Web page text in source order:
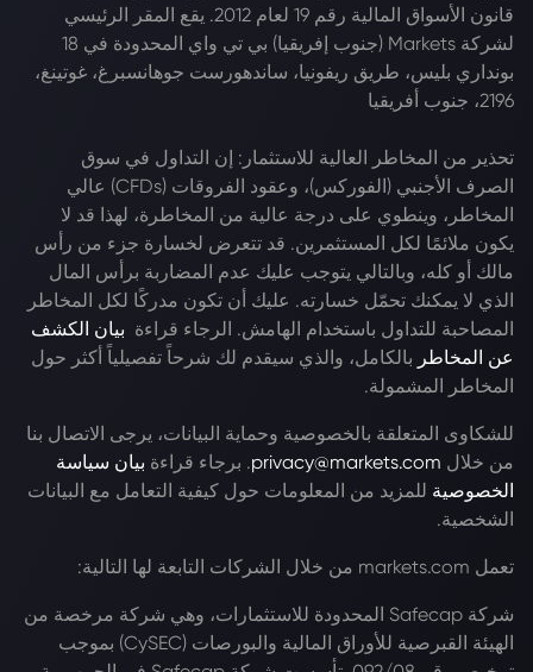
قانون الأسواق المالية رقم 19 لعام 2012. يقع المقر الرئيسي
لشركة Markets (جنوب إفريقيا) بي تي واي المحدودة في 18
بونداري بليس، طريق ريفونيا، ساندهورست جوهانسبرغ، غوتينغ،
2196، جنوب أفريقيا
تحذير من المخاطر العالية للاستثمار: إن التداول في سوق
الصرف الأجنبي (الفوركس)، وعقود الفروقات (CFDs) عالي
المخاطر، وينطوي على درجة عالية من المخاطرة، لهذا قد لا
يكون ملائمًا لكل المستثمرين. قد تتعرض لخسارة جزء من رأس
مالك أو كله، وبالتالي يتوجب عليك عدم المضاربة برأس المال
الذي لا يمكنك تحمّل خسارته. عليك أن تكون مدركًا لكل المخاطر
المصاحبة للتداول باستخدام الهامش. الرجاء قراءة بيان الكشف
عن المخاطر بالكامل، والذي سيقدم لك شرحاً تفصيلياً أكثر حول
المخاطر المشمولة.
للشكاوى المتعلقة بالخصوصية وحماية البيانات، يرجى الاتصال بنا
من خلال privacy@markets.com. برجاء قراءة بيان سياسة
الخصوصية للمزيد من المعلومات حول كيفية التعامل مع البيانات
الشخصية.
تعمل markets.com من خلال الشركات التابعة لها التالية:
شركة Safecap المحدودة للاستثمارات، وهي شركة مرخصة من
الهيئة القبرصية للأوراق المالية والبورصات (CySEC) بموجب